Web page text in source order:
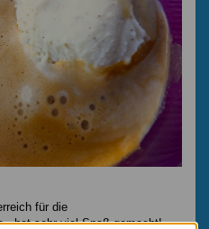
für die
- hat sehr viel Spaß gemacht!